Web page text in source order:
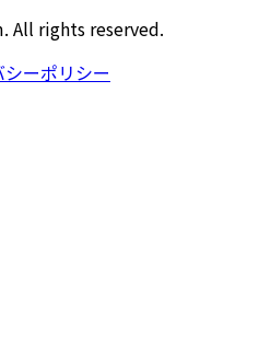
All rights reserved.
シーポリシー